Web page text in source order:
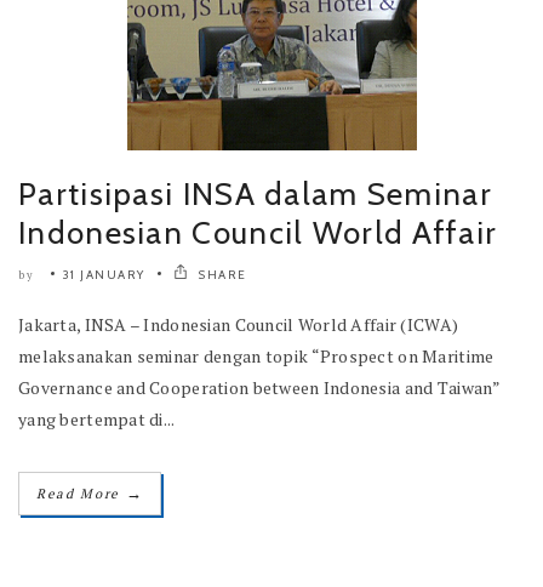
Partisipasi INSA dalam Seminar
Indonesian Council World Affair
by 31 JANUARY SHARE
Jakarta, INSA – Indonesian Council World Affair (ICWA)
melaksanakan seminar dengan topik “Prospect on Maritime
Governance and Cooperation between Indonesia and Taiwan”
yang bertempat di...
Read More →